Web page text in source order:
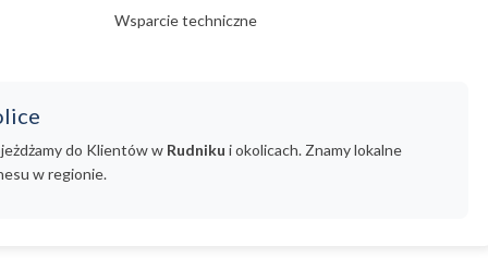
Wsparcie techniczne
do Klientów w Rudniku i okolicach. Znamy lokalne
w regionie.